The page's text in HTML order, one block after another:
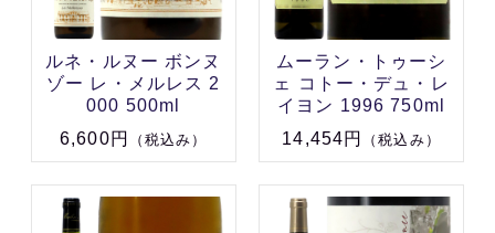
ルネ・ルヌー ボンヌ
ゾー レ・メルレス 2
000 500ml
6,600円
（税込み）
ムーラン・トゥーシ
ェ コトー・デュ・レ
イヨン 1996 750ml
14,454円
（税込み）